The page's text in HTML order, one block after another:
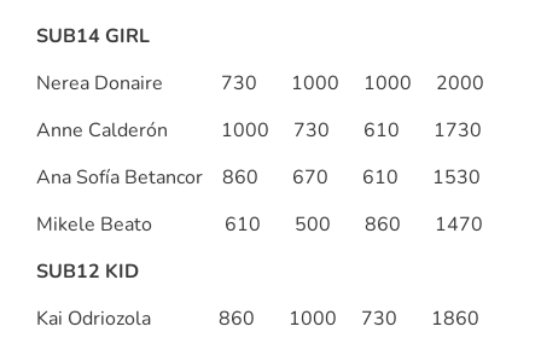
SUB14 GIRL
Nerea Donaire 730 1000 1000 2000
Anne Calderón 1000 730 610 1730
Ana Sofía Betancor 860 670 610 1530
Mikele Beato 610 500 860 1470
SUB12 KID
Kai Odriozola 860 1000 730 1860